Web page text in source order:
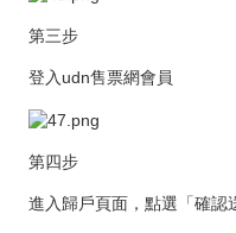
第三步
登入udn售票網會員
第四步
進入歸戶頁面，點選「確認